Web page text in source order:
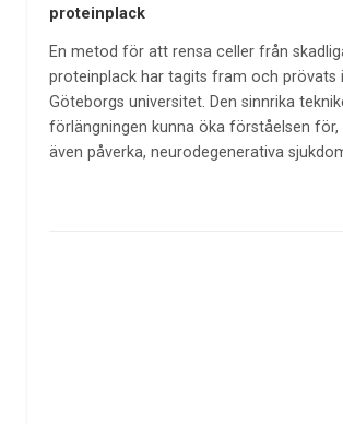
proteinplack
En metod för att rensa celler från
proteinplack har tagits fram och prövats
Göteborgs universitet. Den sinnrika
förlängningen kunna öka förståelsen för,
även påverka, neurodegenerativa